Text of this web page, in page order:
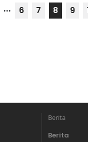
... 6 7 8 9
Berita
Berita